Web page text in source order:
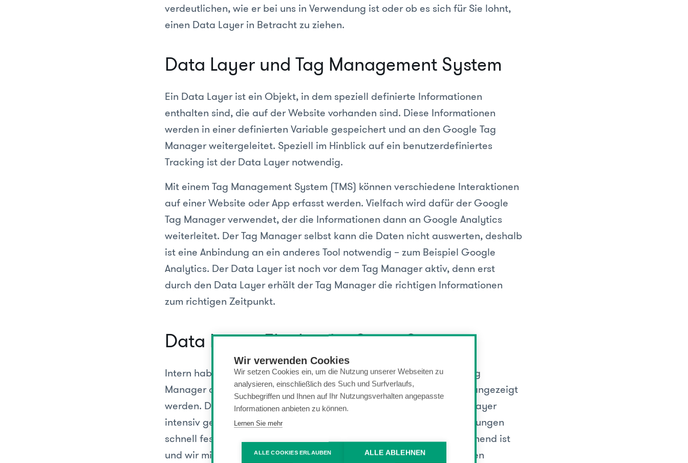
Wir verwenden Cookies
Wir setzen Cookies ein, um die Nutzung unserer Webseiten zu
analysieren, einschließlich des Such und Surfverlaufs,
Suchbegriffen und Ihnen auf Ihr Nutzungsverhalten angepasste
Informationen anbieten zu können.
Lernen Sie mehr
ALLE COOKIES ERLAUBEN ALLE ABLEHNEN
verdeutlichen, wie er bei uns in Verwendung ist oder ob es sich für Sie lohnt,
einen Data Layer in Betracht zu ziehen.
Data Layer und Tag Management System
Ein Data Layer ist ein Objekt, in dem speziell definierte Informationen
enthalten sind, die auf der Website vorhanden sind. Diese Informationen
werden in einer definierten Variable gespeichert und an den Google Tag
Manager weitergeleitet. Speziell im Hinblick auf ein benutzerdefiniertes
Tracking ist der Data Layer notwendig.
Mit einem Tag Management System (TMS) können verschiedene Interaktionen
auf einer Website oder App erfasst werden. Vielfach wird dafür der Google
Tag Manager verwendet, der die Informationen dann an Google Analytics
weiterleitet. Der Tag Manager selbst kann die Daten nicht auswerten, deshalb
ist eine Anbindung an ein anderes Tool notwendig – zum Beispiel Google
Analytics. Der Data Layer ist noch vor dem Tag Manager aktiv, denn erst
durch den Data Layer erhält der Tag Manager die richtigen Informationen
zum richtigen Zeitpunkt.
Data Layer: Fluch oder Segen?
Intern haben wir recht schnell festgestellt, dass die Grenzen vom Tag
Manager ausgeschöpft sind, da nur Ereignisse in Google Analytics angezeigt
werden. Deshalb haben wir uns Gedanken gemacht und den Data Layer
intensiv geprüft und getestet. Wir haben bei spezifischen Fragestellungen
schnell festgestellt, dass ein einfaches Event Tracking nicht ausreichend ist
und wir mit den Events nicht die gewünschten Auswertungen erstellen